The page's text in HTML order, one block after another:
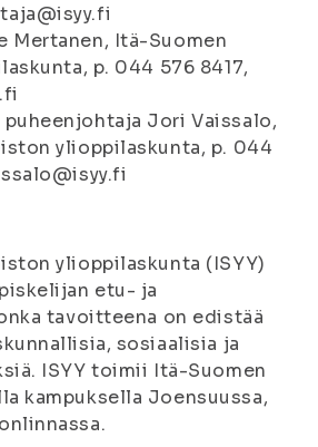
Mertanen, Itä-Suomen
p. 044 576 8417,
Jori Vaissalo,
ylioppilaskunta, p. 044
ylioppilaskunta (ISYY)
etu- ja
tavoitteena on edistää
sosiaalisia ja
ISYY toimii Itä-Suomen
kampuksella Joensuussa,